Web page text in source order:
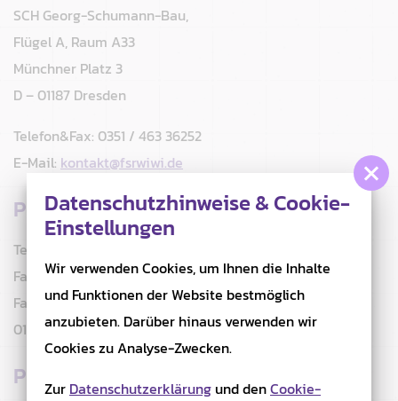
SCH Georg-Schumann-Bau,
Flügel A, Raum A33
Münchner Platz 3
D – 01187 Dresden
Telefon&Fax: 0351 / 463 36252
E-Mail: kontakt@fsrwiwi.de
Postanschrift
Technische Universität Dresden
Fakultät Wirtschaftswissenschaften
Fachschaftsrat (FSR WiWi)
01062 Dresden
Paketanschrift
Datenschutzhinweise & Cookie-
Einstellungen
Wir verwenden Cookies, um Ihnen die Inhalte
und Funktionen der Website bestmöglich
anzubieten. Darüber hinaus verwenden wir
Cookies zu Analyse-Zwecken.
Zur Datenschutzerklärung und denCookie-